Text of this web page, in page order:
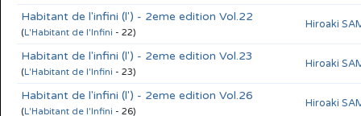
Habitant de l'infini (l') - 2eme edition Vol.22
(L'Habitant de l'Infini - 22)
Hiroaki
Habitant de l'infini (l') - 2eme edition Vol.23
(L'Habitant de l'Infini - 23)
Hiroaki
Habitant de l'infini (l') - 2eme edition Vol.26
(L'Habitant de l'Infini - 26)
Hiroaki